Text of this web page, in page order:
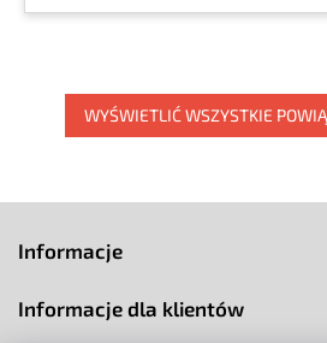
WYŚWIETLIĆ WSZYSTKIE
Informacje
Informacje dla klientów